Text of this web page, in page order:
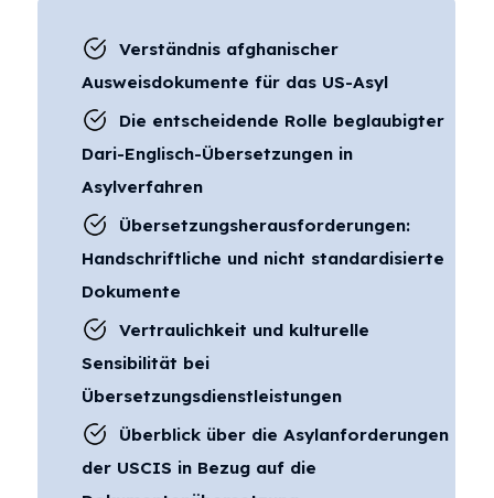
Verständnis afghanischer
Ausweisdokumente für das US-Asyl
Die entscheidende Rolle beglaubigter
Dari-Englisch-Übersetzungen in
Asylverfahren
Übersetzungsherausforderungen:
Handschriftliche und nicht standardisierte
Dokumente
Vertraulichkeit und kulturelle
Sensibilität bei
Übersetzungsdienstleistungen
Überblick über die Asylanforderungen
der USCIS in Bezug auf die